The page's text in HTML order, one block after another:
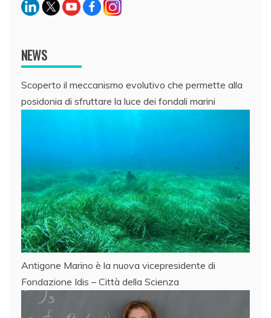
NEWS
Scoperto il meccanismo evolutivo che permette alla
posidonia di sfruttare la luce dei fondali marini
Antigone Marino è la nuova vicepresidente di
Fondazione Idis – Città della Scienza